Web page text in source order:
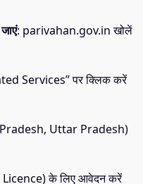
: parivahan.gov.in खोलें
Services” पर क्लिक करें
Uttar Pradesh)
Licence) के लिए आवेदन करें